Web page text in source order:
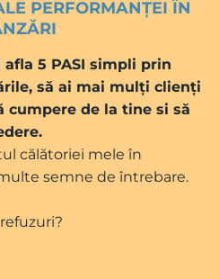
PERFORMANȚEI ÎN
5 PASI simpli prin
să ai mai mulți clienți
cumpere de la tine si să
călătoriei mele în
semne de întrebare.